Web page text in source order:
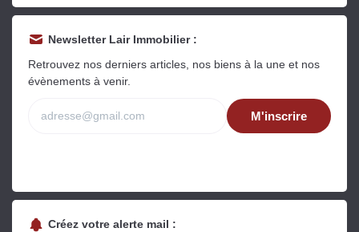
Newsletter Lair Immobilier :
Retrouvez nos derniers articles, nos biens à la une et nos
évènements à venir.
M'inscrire
Créez votre alerte mail :